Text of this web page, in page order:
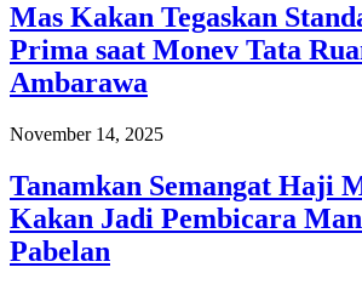
Mas Kakan Tegaskan
Prima saat Monev Tata
Ambarawa
November 14, 2025
Tanamkan Semangat Haji
Kakan Jadi Pembicara
Pabelan